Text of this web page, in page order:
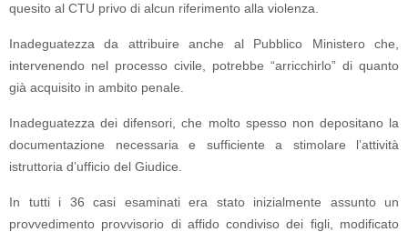
quesito al CTU privo di alcun riferimento alla violenza.
Inadeguatezza da attribuire anche al Pubblico Ministero che,
intervenendo nel processo civile, potrebbe “arricchirlo” di quanto
già acquisito in ambito penale.
Inadeguatezza dei difensori, che molto spesso non depositano la
documentazione necessaria e sufficiente a stimolare l’attività
istruttoria d’ufficio del Giudice.
In tutti i 36 casi esaminati era stato inizialmente assunto un
provvedimento provvisorio di affido condiviso dei figli, modificato